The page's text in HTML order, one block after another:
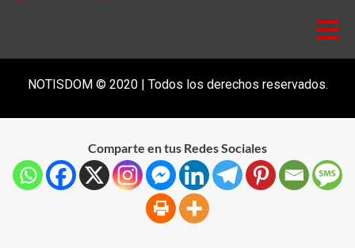
NOTISDOM © 2020 | Todos los derechos reservados.
Comparte en tus Redes Sociales